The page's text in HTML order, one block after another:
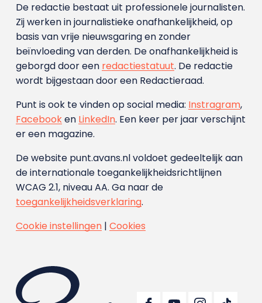
De redactie bestaat uit professionele journalisten.
Zij werken in journalistieke onafhankelijkheid, op
basis van vrije nieuwsgaring en zonder
beïnvloeding van derden. De onafhankelijkheid is
geborgd door een redactiestatuut. De redactie
wordt bijgestaan door een Redactieraad.
Punt is ook te vinden op social media: Instragram,
Facebooken LinkedIn. Een keer per jaar verschijnt
er een magazine.
De website punt.avans.nl voldoet gedeeltelijk aan
de internationale toegankelijkheidsrichtlijnen
WCAG 2.1, niveau AA. Ga naar de
toegankelijkheidsverklaring.
Cookie instellingen| Cookies